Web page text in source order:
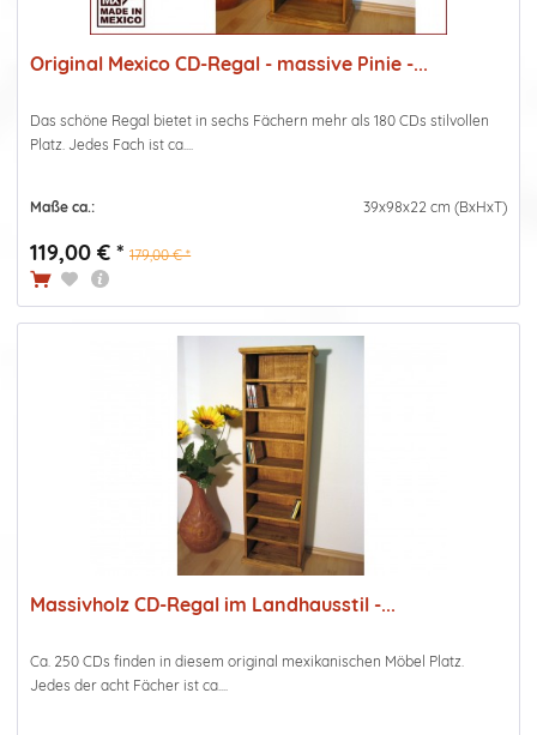
Original Mexico CD-Regal - massive Pinie -...
Das schöne Regal bietet in sechs Fächern mehr als 180 CDs stilvollen
Platz. Jedes Fach ist ca....
Maße ca.: 39x98x22 cm (BxHxT)
119,00 € * 179,00 € *
Massivholz CD-Regal im Landhausstil -...
Ca. 250 CDs finden in diesem original mexikanischen Möbel Platz.
Jedes der acht Fächer ist ca....